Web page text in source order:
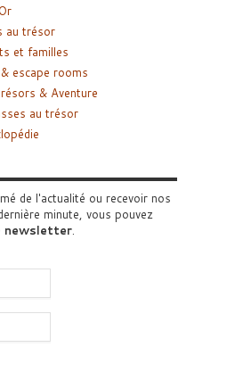
au trésor
et familles
escape rooms
& Aventure
au trésor
de l'actualité ou recevoir nos
minute, vous pouvez
newsletter.